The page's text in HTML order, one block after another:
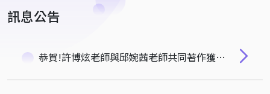
訊息公告
恭賀!許博炫老師與邱婉茜老師共同著作獲選AFA 2025年會論文